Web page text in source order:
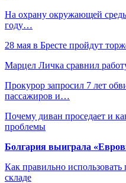
На охрану окружающей
году…
28 мая в Бресте пройдут
Марцел Личка сравнил
Прокурор запросил 7 лет
пассажиров и…
Почему диван проседает и
проблемы
Болгария выиграла
Как правильно
складе